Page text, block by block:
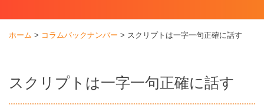
ホーム > コラムバックナンバー > スクリプトは一字一句正確に話す
スクリプトは一字一句正確に話す